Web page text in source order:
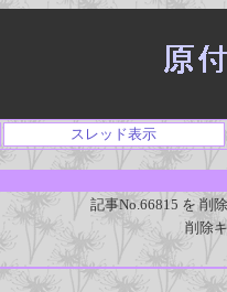
スレッド表示
記事No.66815 を 削
削除